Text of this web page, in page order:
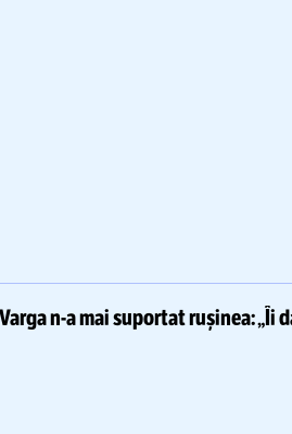
Vargan-amai suportat rușinea:„Îi